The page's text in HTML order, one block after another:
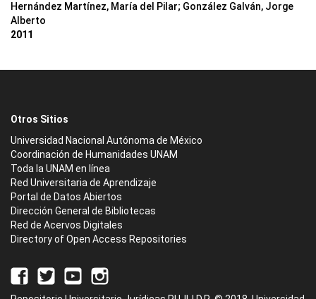
Hernández Martínez, María del Pilar; González Galván, Jorge
Alberto
2011
Otros Sitios
Universidad Nacional Autónoma de México
Coordinación de Humanidades UNAM
Toda la UNAM en línea
Red Universitaria de Aprendizaje
Portal de Datos Abiertos
Dirección General de Bibliotecas
Red de Acervos Digitales
Directory of Open Access Repositories